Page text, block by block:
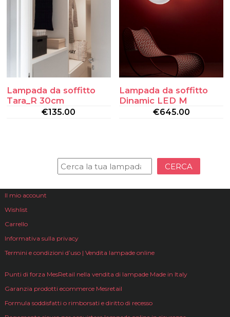
Lampada da soffitto
Tara_R 30cm
€135.00
Lampada da soffitto
Dinamic LED M
€645.00
CERCA
Il mio account
Wishlist
Carrello
Informativa sulla privacy
Termini e condizioni d’uso | Vendita lampade online
Punti di forza MesRetail nella vendita di lampade Made in Italy
Garanzia prodotti ecommerce Mesretail
Formula soddisfatti o rimborsati e diritto di recesso